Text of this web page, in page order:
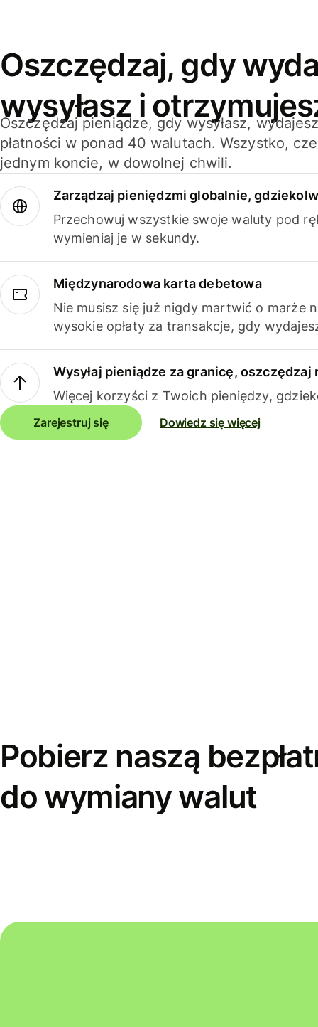
Oszczędzaj, gdy
wysyłasz i
Oszczędzaj pieniądze, gdy wysyłasz,
płatności w ponad 40 walutach. Wszystko,
jednym koncie, w dowolnej chwili.
Zarządzaj pieniędzmi globalnie,
Przechowuj wszystkie swoje waluty pod
wymieniaj je w sekundy.
Międzynarodowa karta debetowa
Nie musisz się już nigdy martwić o marże
wysokie opłaty za transakcje, gdy
Wysyłaj pieniądze za granicę, oszczędzaj
Więcej korzyści z Twoich pieniędzy,
Zarejestruj się Dowiedz się więcej
Pobierz naszą
do wymiany walut